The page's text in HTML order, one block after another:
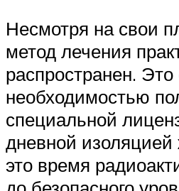
Несмотря на свои
метод лечения
распространен. Это
необходимостью
специальной
дневной изоляцией
это время